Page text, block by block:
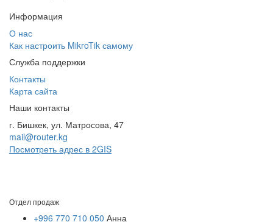
Информация
О нас
Как настроить MikroTik самому
Служба поддержки
Контакты
Карта сайта
Наши контакты
г. Бишкек, ул. Матросова, 47
mail@router.kg
Посмотреть адрес в 2GIS
Отдел продаж
+996 770 710 050 Анна